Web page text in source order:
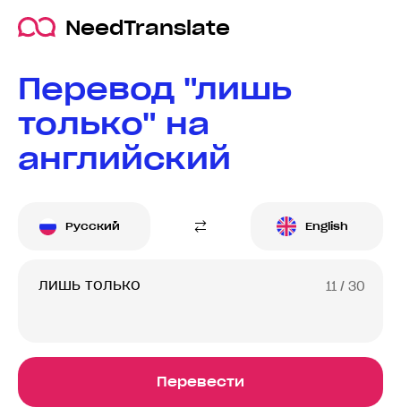
NeedTranslate
Перевод "лишь
только" на
английский
Русский English
11 / 30
Перевести